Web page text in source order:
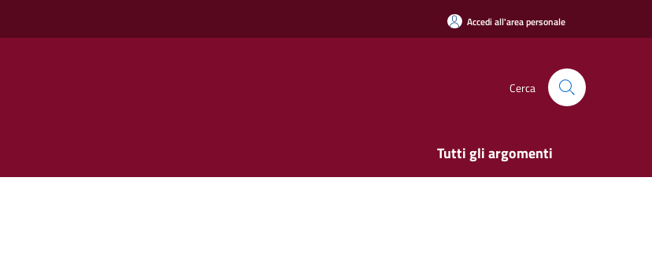
Accedi all'area personale
Cerca
Tutti gli argomenti